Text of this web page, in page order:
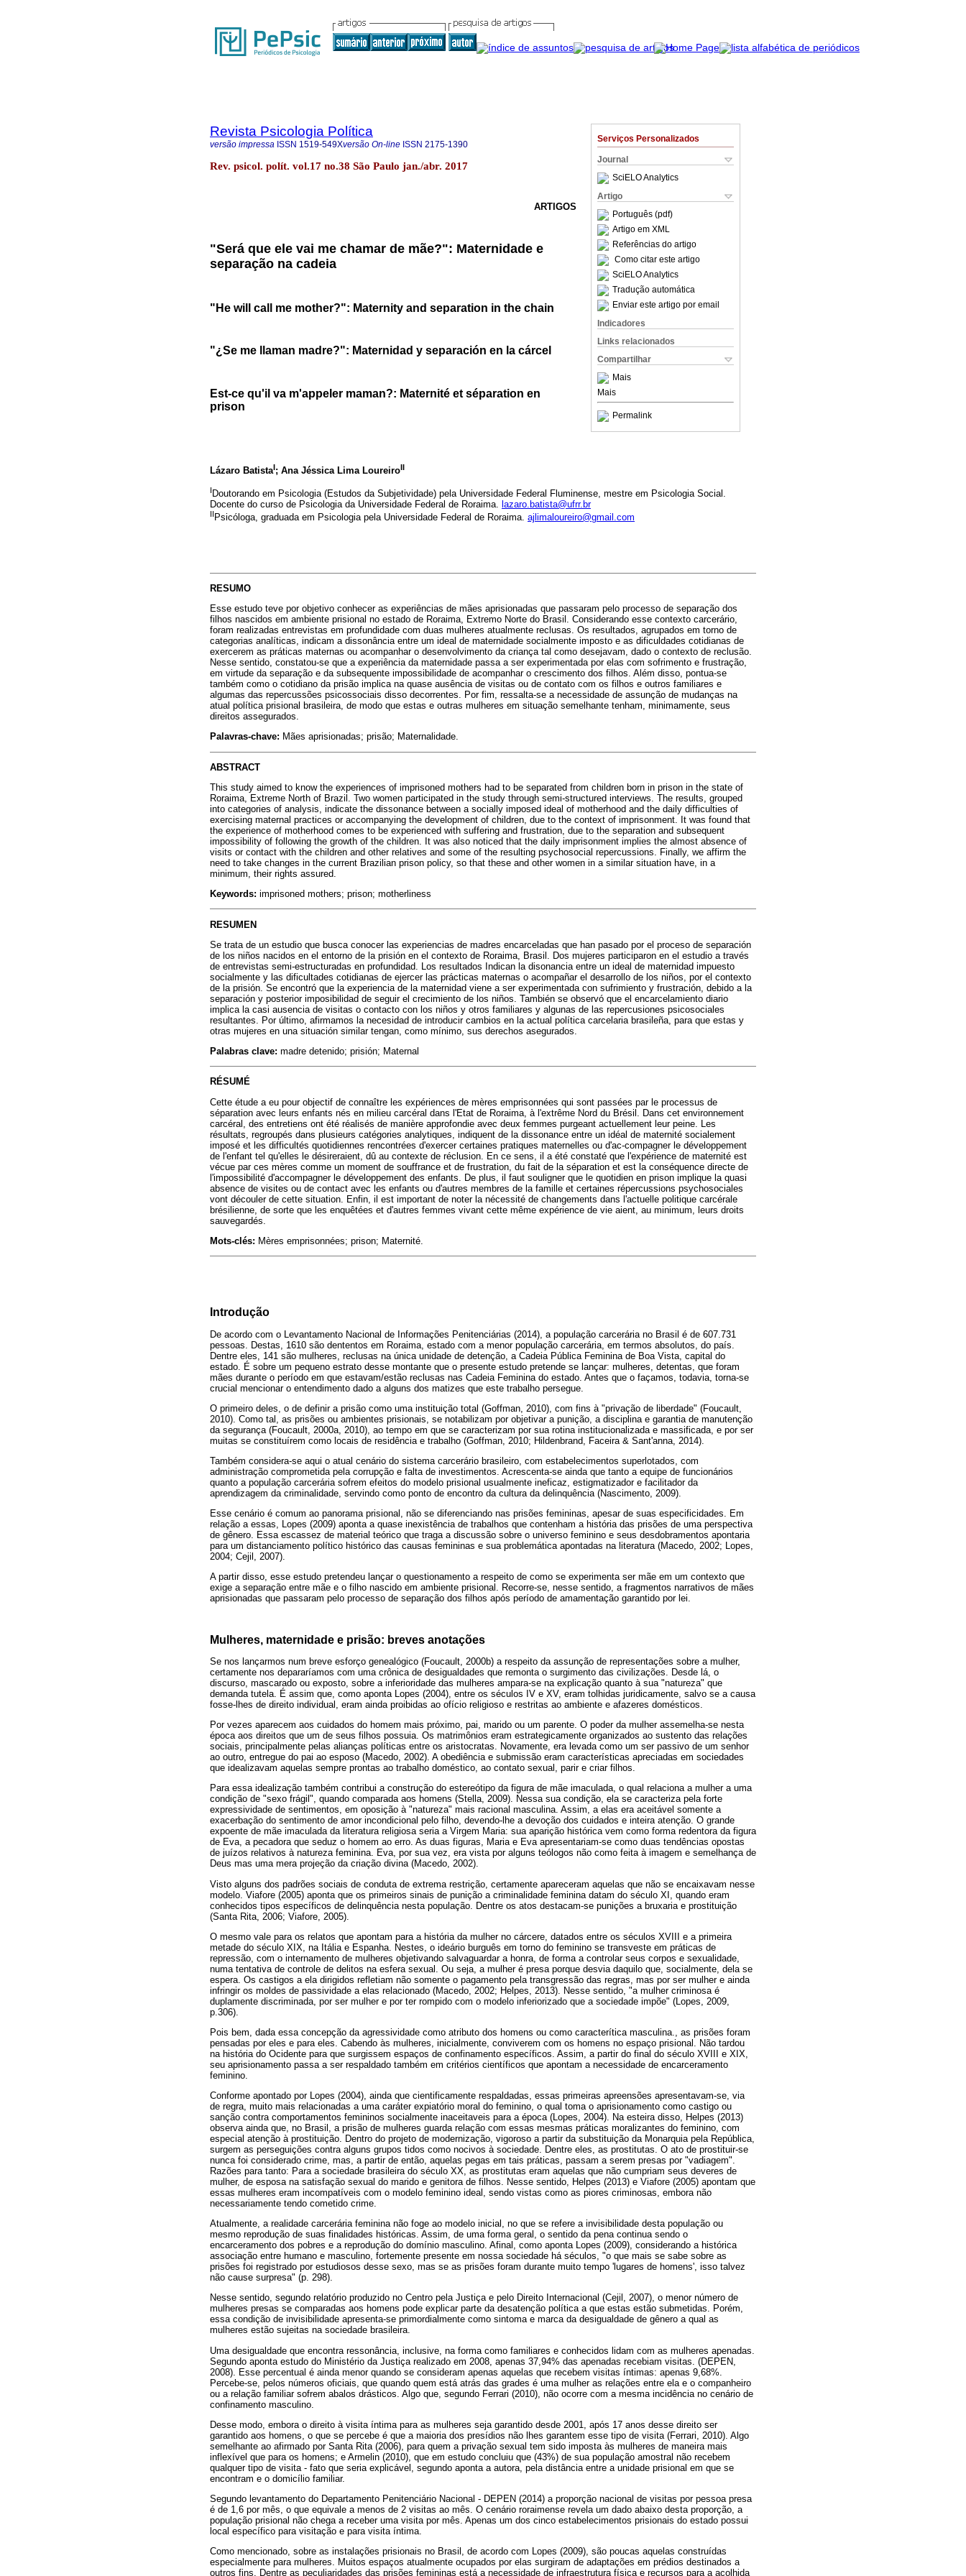
Serviços Personalizados
Journal
SciELO Analytics
Artigo
Português (pdf)
Artigo em XML
Referências do artigo
Como citar este artigo
SciELO Analytics
Tradução automática
Enviar este artigo por email
Indicadores
Links relacionados
Compartilhar
Mais
Mais
Permalink
Revista Psicologia Política
versão impressa ISSN 1519-549Xversão On-line ISSN 2175-1390
Rev. psicol. polít. vol.17 no.38 São Paulo jan./abr. 2017
ARTIGOS
"Será que ele vai me chamar de mãe?": Maternidade e
separação na cadeia
"He will call me mother?": Maternity and separation in the chain
"¿Se me llaman madre?": Maternidad y separación en la cárcel
Est-ce qu'il va m'appeler maman?: Maternité et séparation en
prison
Lázaro BatistaI; Ana Jéssica Lima LoureiroII
I Doutorando em Psicologia (Estudos da Subjetividade) pela Universidade Federal Fluminense, mestre em Psicologia Social.
Docente do curso de Psicologia da Universidade Federal de Roraima. lazaro.batista@ufrr.br
II Psicóloga, graduada em Psicologia pela Universidade Federal de Roraima. ajlimaloureiro@gmail.com
RESUMO
Esse estudo teve por objetivo conhecer as experiências de mães aprisionadas que passaram pelo processo de separação dos
filhos nascidos em ambiente prisional no estado de Roraima, Extremo Norte do Brasil. Considerando esse contexto carcerário,
foram realizadas entrevistas em profundidade com duas mulheres atualmente reclusas. Os resultados, agrupados em torno de
categorias analíticas, indicam a dissonância entre um ideal de maternidade socialmente imposto e as dificuldades cotidianas de
exercerem as práticas maternas ou acompanhar o desenvolvimento da criança tal como desejavam, dado o contexto de reclusão.
Nesse sentido, constatou-se que a experiência da maternidade passa a ser experimentada por elas com sofrimento e frustração,
em virtude da separação e da subsequente impossibilidade de acompanhar o crescimento dos filhos. Além disso, pontua-se
também como o cotidiano da prisão implica na quase ausência de visitas ou de contato com os filhos e outros familiares e
algumas das repercussões psicossociais disso decorrentes. Por fim, ressalta-se a necessidade de assunção de mudanças na
atual política prisional brasileira, de modo que estas e outras mulheres em situação semelhante tenham, minimamente, seus
direitos assegurados.
Palavras-chave: Mães aprisionadas; prisão; Maternalidade.
ABSTRACT
This study aimed to know the experiences of imprisoned mothers had to be separated from children born in prison in the state of
Roraima, Extreme North of Brazil. Two women participated in the study through semi-structured interviews. The results, grouped
into categories of analysis, indicate the dissonance between a socially imposed ideal of motherhood and the daily difficulties of
exercising maternal practices or accompanying the development of children, due to the context of imprisonment. It was found that
the experience of motherhood comes to be experienced with suffering and frustration, due to the separation and subsequent
impossibility of following the growth of the children. It was also noticed that the daily imprisonment implies the almost absence of
visits or contact with the children and other relatives and some of the resulting psychosocial repercussions. Finally, we affirm the
need to take changes in the current Brazilian prison policy, so that these and other women in a similar situation have, in a
minimum, their rights assured.
Keywords: imprisoned mothers; prison; motherliness
RESUMEN
Se trata de un estudio que busca conocer las experiencias de madres encarceladas que han pasado por el proceso de separación
de los niños nacidos en el entorno de la prisión en el contexto de Roraima, Brasil. Dos mujeres participaron en el estudio a través
de entrevistas semi-estructuradas en profundidad. Los resultados Indican la disonancia entre un ideal de maternidad impuesto
socialmente y las dificultades cotidianas de ejercer las prácticas maternas o acompañar el desarrollo de los niños, por el contexto
de la prisión. Se encontró que la experiencia de la maternidad viene a ser experimentada con sufrimiento y frustración, debido a la
separación y posterior imposibilidad de seguir el crecimiento de los niños. También se observó que el encarcelamiento diario
implica la casi ausencia de visitas o contacto con los niños y otros familiares y algunas de las repercusiones psicosociales
resultantes. Por último, afirmamos la necesidad de introducir cambios en la actual política carcelaria brasileña, para que estas y
otras mujeres en una situación similar tengan, como mínimo, sus derechos asegurados.
Palabras clave: madre detenido; prisión; Maternal
RÉSUMÉ
Cette étude a eu pour objectif de connaître les expériences de mères emprisonnées qui sont passées par le processus de
séparation avec leurs enfants nés en milieu carcéral dans l'Etat de Roraima, à l'extrême Nord du Brésil. Dans cet environnement
carcéral, des entretiens ont été réalisés de manière approfondie avec deux femmes purgeant actuellement leur peine. Les
résultats, regroupés dans plusieurs catégories analytiques, indiquent de la dissonance entre un idéal de maternité socialement
imposé et les difficultés quotidiennes rencontrées d'exercer certaines pratiques maternelles ou d'ac-compagner le développement
de l'enfant tel qu'elles le désireraient, dû au contexte de réclusion. En ce sens, il a été constaté que l'expérience de maternité est
vécue par ces mères comme un moment de souffrance et de frustration, du fait de la séparation et est la conséquence directe de
l'impossibilité d'accompagner le développement des enfants. De plus, il faut souligner que le quotidien en prison implique la quasi
absence de visites ou de contact avec les enfants ou d'autres membres de la famille et certaines répercussions psychosociales
vont découler de cette situation. Enfin, il est important de noter la nécessité de changements dans l'actuelle politique carcérale
brésilienne, de sorte que les enquêtées et d'autres femmes vivant cette même expérience de vie aient, au minimum, leurs droits
sauvegardés.
Mots-clés: Mères emprisonnées; prison; Maternité.
Introdução
De acordo com o Levantamento Nacional de Informações Penitenciárias (2014), a população carcerária no Brasil é de 607.731
pessoas. Destas, 1610 são dententos em Roraima, estado com a menor população carcerária, em termos absolutos, do país.
Dentre eles, 141 são mulheres, reclusas na única unidade de detenção, a Cadeia Pública Feminina de Boa Vista, capital do
estado. É sobre um pequeno estrato desse montante que o presente estudo pretende se lançar: mulheres, detentas, que foram
mães durante o período em que estavam/estão reclusas nas Cadeia Feminina do estado. Antes que o façamos, todavia, torna-se
crucial mencionar o entendimento dado a alguns dos matizes que este trabalho persegue.
O primeiro deles, o de definir a prisão como uma instituição total (Goffman, 2010), com fins à "privação de liberdade" (Foucault,
2010). Como tal, as prisões ou ambientes prisionais, se notabilizam por objetivar a punição, a disciplina e garantia de manutenção
da segurança (Foucault, 2000a, 2010), ao tempo em que se caracterizam por sua rotina institucionalizada e massificada, e por ser
muitas se constituírem como locais de residência e trabalho (Goffman, 2010; Hildenbrand, Faceira & Sant'anna, 2014).
Também considera-se aqui o atual cenário do sistema carcerário brasileiro, com estabelecimentos superlotados, com
administração comprometida pela corrupção e falta de investimentos. Acrescenta-se ainda que tanto a equipe de funcionários
quanto a população carcerária sofrem efeitos do modelo prisional usualmente ineficaz, estigmatizador e facilitador da
aprendizagem da criminalidade, servindo como ponto de encontro da cultura da delinquência (Nascimento, 2009).
Esse cenário é comum ao panorama prisional, não se diferenciando nas prisões femininas, apesar de suas especificidades. Em
relação a essas, Lopes (2009) aponta a quase inexistência de trabalhos que contenham a história das prisões de uma perspectiva
de gênero. Essa escassez de material teórico que traga a discussão sobre o universo feminino e seus desdobramentos apontaria
para um distanciamento político histórico das causas femininas e sua problemática apontadas na literatura (Macedo, 2002; Lopes,
2004; Cejil, 2007).
A partir disso, esse estudo pretendeu lançar o questionamento a respeito de como se experimenta ser mãe em um contexto que
exige a separação entre mãe e o filho nascido em ambiente prisional. Recorre-se, nesse sentido, a fragmentos narrativos de mães
aprisionadas que passaram pelo processo de separação dos filhos após período de amamentação garantido por lei.
Mulheres, maternidade e prisão: breves anotações
Se nos lançarmos num breve esforço genealógico (Foucault, 2000b) a respeito da assunção de representações sobre a mulher,
certamente nos depararíamos com uma crônica de desigualdades que remonta o surgimento das civilizações. Desde lá, o
discurso, mascarado ou exposto, sobre a inferioridade das mulheres ampara-se na explicação quanto à sua "natureza" que
demanda tutela. É assim que, como aponta Lopes (2004), entre os séculos IV e XV, eram tolhidas juridicamente, salvo se a causa
fosse-lhes de direito individual, eram ainda proibidas ao ofício religioso e restritas ao ambiente e afazeres domésticos.
Por vezes aparecem aos cuidados do homem mais próximo, pai, marido ou um parente. O poder da mulher assemelha-se nesta
época aos direitos que um de seus filhos possuia. Os matrimônios eram estrategicamente organizados ao sustento das relações
sociais, principalmente pelas alianças políticas entre os aristocratas. Novamente, era levada como um ser passivo de um senhor
ao outro, entregue do pai ao esposo (Macedo, 2002). A obediência e submissão eram características apreciadas em sociedades
que idealizavam aquelas sempre prontas ao trabalho doméstico, ao contato sexual, parir e criar filhos.
Para essa idealização também contribui a construção do estereótipo da figura de mãe imaculada, o qual relaciona a mulher a uma
condição de "sexo frágil", quando comparada aos homens (Stella, 2009). Nessa sua condição, ela se caracteriza pela forte
expressividade de sentimentos, em oposição à "natureza" mais racional masculina. Assim, a elas era aceitável somente a
exacerbação do sentimento de amor incondicional pelo filho, devendo-lhe a devoção dos cuidados e inteira atenção. O grande
expoente de mãe imaculada da literatura religiosa seria a Virgem Maria: sua aparição histórica vem como forma redentora da figura
de Eva, a pecadora que seduz o homem ao erro. As duas figuras, Maria e Eva apresentariam-se como duas tendências opostas
de juízos relativos à natureza feminina. Eva, por sua vez, era vista por alguns teólogos não como feita à imagem e semelhança de
Deus mas uma mera projeção da criação divina (Macedo, 2002).
Visto alguns dos padrões sociais de conduta de extrema restrição, certamente apareceram aquelas que não se encaixavam nesse
modelo. Viafore (2005) aponta que os primeiros sinais de punição a criminalidade feminina datam do século XI, quando eram
conhecidos tipos específicos de delinquência nesta população. Dentre os atos destacam-se punições a bruxaria e prostituição
(Santa Rita, 2006; Viafore, 2005).
O mesmo vale para os relatos que apontam para a história da mulher no cárcere, datados entre os séculos XVIII e a primeira
metade do século XIX, na Itália e Espanha. Nestes, o ideário burguês em torno do feminino se transveste em práticas de
repressão, com o internamento de mulheres objetivando salvaguardar a honra, de forma a controlar seus corpos e sexualidade,
numa tentativa de controle de delitos na esfera sexual. Ou seja, a mulher é presa porque desvia daquilo que, socialmente, dela se
espera. Os castigos a ela dirigidos refletiam não somente o pagamento pela transgressão das regras, mas por ser mulher e ainda
infringir os moldes de passividade a elas relacionado (Macedo, 2002; Helpes, 2013). Nesse sentido, "a mulher criminosa é
duplamente discriminada, por ser mulher e por ter rompido com o modelo inferiorizado que a sociedade impõe" (Lopes, 2009,
p.306).
Pois bem, dada essa concepção da agressividade como atributo dos homens ou como caracterítica masculina., as prisões foram
pensadas por eles e para eles. Cabendo às mulheres, inicialmente, conviverem com os homens no espaço prisional. Não tardou
na história do Ocidente para que surgissem espaços de confinamento específicos. Assim, a partir do final do século XVIII e XIX,
seu aprisionamento passa a ser respaldado também em critérios científicos que apontam a necessidade de encarceramento
feminino.
Conforme apontado por Lopes (2004), ainda que cientificamente respaldadas, essas primeiras apreensões apresentavam-se, via
de regra, muito mais relacionadas a uma caráter expiatório moral do feminino, o qual toma o aprisionamento como castigo ou
sanção contra comportamentos femininos socialmente inaceitaveis para a época (Lopes, 2004). Na esteira disso, Helpes (2013)
observa ainda que, no Brasil, a prisão de mulheres guarda relação com essas mesmas práticas moralizantes do feminino, com
especial atenção à prostituição. Dentro do projeto de modernização, vigoroso a partir da substituição da Monarquia pela República,
surgem as perseguições contra alguns grupos tidos como nocivos à sociedade. Dentre eles, as prostitutas. O ato de prostituir-se
nunca foi considerado crime, mas, a partir de então, aquelas pegas em tais práticas, passam a serem presas por "vadiagem".
Razões para tanto: Para a sociedade brasileira do século XX, as prostitutas eram aquelas que não cumpriam seus deveres de
mulher, de esposa na satisfação sexual do marido e genitora de filhos. Nesse sentido, Helpes (2013) e Viafore (2005) apontam que
essas mulheres eram incompatíveis com o modelo feminino ideal, sendo vistas como as piores criminosas, embora não
necessariamente tendo cometido crime.
Atualmente, a realidade carcerária feminina não foge ao modelo inicial, no que se refere a invisibilidade desta população ou
mesmo reprodução de suas finalidades históricas. Assim, de uma forma geral, o sentido da pena continua sendo o
encarceramento dos pobres e a reprodução do domínio masculino. Afinal, como aponta Lopes (2009), considerando a histórica
associação entre humano e masculino, fortemente presente em nossa sociedade há séculos, "o que mais se sabe sobre as
prisões foi registrado por estudiosos desse sexo, mas se as prisões foram durante muito tempo 'lugares de homens', isso talvez
não cause surpresa" (p. 298).
Nesse sentido, segundo relatório produzido no Centro pela Justiça e pelo Direito Internacional (Cejil, 2007), o menor número de
mulheres presas se comparadas aos homens pode explicar parte da desatenção política a que estas estão submetidas. Porém,
essa condição de invisibilidade apresenta-se primordialmente como sintoma e marca da desigualdade de gênero a qual as
mulheres estão sujeitas na sociedade brasileira.
Uma desigualdade que encontra ressonância, inclusive, na forma como familiares e conhecidos lidam com as mulheres apenadas.
Segundo aponta estudo do Ministério da Justiça realizado em 2008, apenas 37,94% das apenadas recebiam visitas. (DEPEN,
2008). Esse percentual é ainda menor quando se consideram apenas aquelas que recebem visitas íntimas: apenas 9,68%.
Percebe-se, pelos números oficiais, que quando quem está atrás das grades é uma mulher as relações entre ela e o companheiro
ou a relação familiar sofrem abalos drásticos. Algo que, segundo Ferrari (2010), não ocorre com a mesma incidência no cenário de
confinamento masculino.
Desse modo, embora o direito à visita íntima para as mulheres seja garantido desde 2001, após 17 anos desse direito ser
garantido aos homens, o que se percebe é que a maioria dos presídios não lhes garantem esse tipo de visita (Ferrari, 2010). Algo
semelhante ao afirmado por Santa Rita (2006), para quem a privação sexual tem sido imposta às mulheres de maneira mais
inflexível que para os homens; e Armelin (2010), que em estudo concluiu que (43%) de sua população amostral não recebem
qualquer tipo de visita - fato que seria explicável, segundo aponta a autora, pela distância entre a unidade prisional em que se
encontram e o domicílio familiar.
Segundo levantamento do Departamento Penitenciário Nacional - DEPEN (2014) a proporção nacional de visitas por pessoa presa
é de 1,6 por mês, o que equivale a menos de 2 visitas ao mês. O cenário roraimense revela um dado abaixo desta proporção, a
população prisional não chega a receber uma visita por mês. Apenas um dos cinco estabelecimentos prisionais do estado possui
local específico para visitação e para visita íntima.
Como mencionado, sobre as instalações prisionais no Brasil, de acordo com Lopes (2009), são poucas aquelas construídas
especialmente para mulheres. Muitos espaços atualmente ocupados por elas surgiram de adaptações em prédios destinados a
outros fins. Dentre as peculiaridades das prisões femininas está a necessidade de infraestrutura física e recursos para a acolhida